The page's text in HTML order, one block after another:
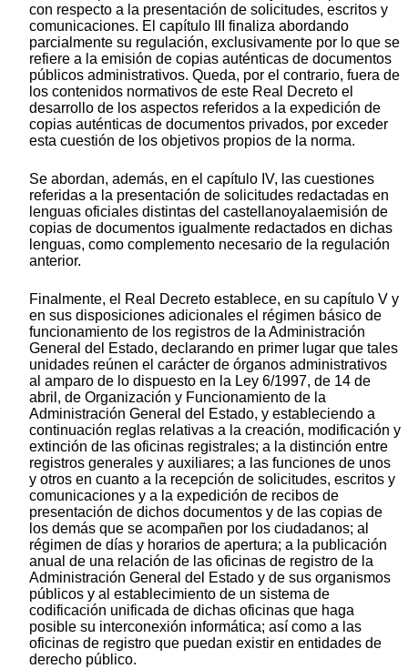
con respecto a la presentación de solicitudes, escritos y
comunicaciones. El capítulo III finaliza abordando
parcialmente su regulación, exclusivamente por lo que se
refiere a la emisión de copias auténticas de documentos
públicos administrativos. Queda, por el contrario, fuera de
los contenidos normativos de este Real Decreto el
desarrollo de los aspectos referidos a la expedición de
copias auténticas de documentos privados, por exceder
esta cuestión de los objetivos propios de la norma.
Se abordan, además, en el capítulo IV, las cuestiones
referidas a la presentación de solicitudes redactadas en
lenguas oficiales distintas del castellanoyalaemisión de
copias de documentos igualmente redactados en dichas
lenguas, como complemento necesario de la regulación
anterior.
Finalmente, el Real Decreto establece, en su capítulo V y
en sus disposiciones adicionales el régimen básico de
funcionamiento de los registros de la Administración
General del Estado, declarando en primer lugar que tales
unidades reúnen el carácter de órganos administrativos
al amparo de lo dispuesto en la Ley 6/1997, de 14 de
abril, de Organización y Funcionamiento de la
Administración General del Estado, y estableciendo a
continuación reglas relativas a la creación, modificación y
extinción de las oficinas registrales; a la distinción entre
registros generales y auxiliares; a las funciones de unos
y otros en cuanto a la recepción de solicitudes, escritos y
comunicaciones y a la expedición de recibos de
presentación de dichos documentos y de las copias de
los demás que se acompañen por los ciudadanos; al
régimen de días y horarios de apertura; a la publicación
anual de una relación de las oficinas de registro de la
Administración General del Estado y de sus organismos
públicos y al establecimiento de un sistema de
codificación unificada de dichas oficinas que haga
posible su interconexión informática; así como a las
oficinas de registro que puedan existir en entidades de
derecho público.